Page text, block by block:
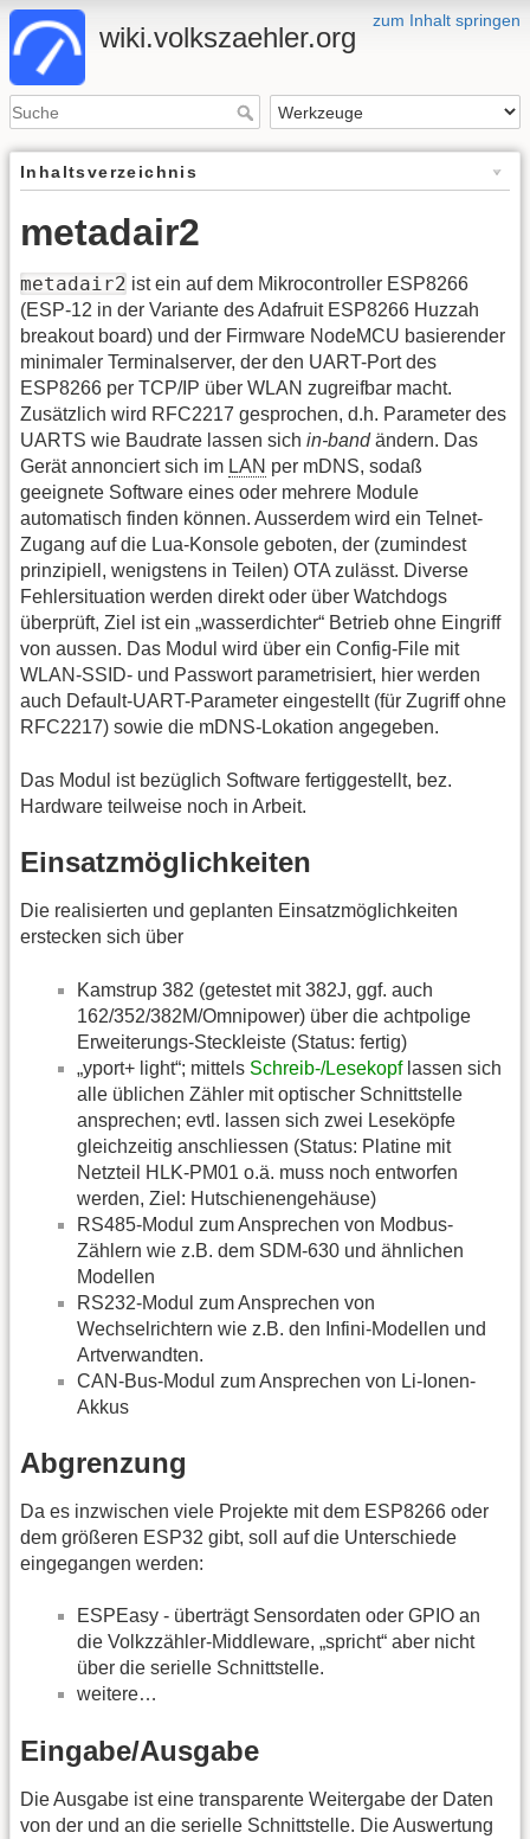
zum Inhalt springen
wiki.volkszaehler.org
Inhaltsverzeichnis
metadair2
metadair2 ist ein auf dem Mikrocontroller ESP8266
(ESP-12 in der Variante des Adafruit ESP8266 Huzzah
breakout board) und der Firmware NodeMCU basierender
minimaler Terminalserver, der den UART-Port des
ESP8266 per TCP/IP über WLAN zugreifbar macht.
Zusätzlich wird RFC2217 gesprochen, d.h. Parameter des
UARTS wie Baudrate lassen sich in-bandändern. Das
Gerät annonciert sich im LAN per mDNS, sodaß
geeignete Software eines oder mehrere Module
automatisch finden können. Ausserdem wird ein Telnet-
Zugang auf die Lua-Konsole geboten, der (zumindest
prinzipiell, wenigstens in Teilen) OTA zulässt. Diverse
Fehlersituation werden direkt oder über Watchdogs
überprüft, Ziel ist ein „wasserdichter“ Betrieb ohne Eingriff
von aussen. Das Modul wird über ein Config-File mit
WLAN-SSID- und Passwort parametrisiert, hier werden
auch Default-UART-Parameter eingestellt (für Zugriff ohne
RFC2217) sowie die mDNS-Lokation angegeben.
Das Modul ist bezüglich Software fertiggestellt, bez.
Hardware teilweise noch in Arbeit.
Einsatzmöglichkeiten
Die realisierten und geplanten Einsatzmöglichkeiten
erstecken sich über
Kamstrup 382 (getestet mit 382J, ggf. auch
162/352/382M/Omnipower) über die achtpolige
Erweiterungs-Steckleiste (Status: fertig)
„yport+ light“; mittels Schreib-/Lesekopflassen sich
alle üblichen Zähler mit optischer Schnittstelle
ansprechen; evtl. lassen sich zwei Leseköpfe
gleichzeitig anschliessen (Status: Platine mit
Netzteil HLK-PM01 o.ä. muss noch entworfen
werden, Ziel: Hutschienengehäuse)
RS485-Modul zum Ansprechen von Modbus-
Zählern wie z.B. dem SDM-630 und ähnlichen
Modellen
RS232-Modul zum Ansprechen von
Wechselrichtern wie z.B. den Infini-Modellen und
Artverwandten.
CAN-Bus-Modul zum Ansprechen von Li-Ionen-
Akkus
Abgrenzung
Da es inzwischen viele Projekte mit dem ESP8266 oder
dem größeren ESP32 gibt, soll auf die Unterschiede
eingegangen werden:
ESPEasy - überträgt Sensordaten oder GPIO an
die Volkzzähler-Middleware, „spricht“ aber nicht
über die serielle Schnittstelle.
weitere…
Eingabe/Ausgabe
Die Ausgabe ist eine transparente Weitergabe der Daten
von der und an die serielle Schnittstelle. Die Auswertung